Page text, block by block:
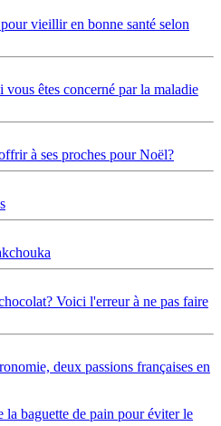
vieillir en bonne santé selon
êtes concerné par la maladie
à ses proches pour Noël?
Voici l'erreur à ne pas faire
deux passions françaises en
baguette de pain pour éviter le